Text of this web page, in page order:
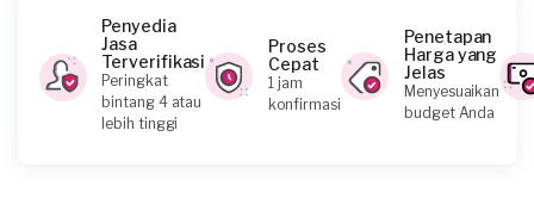
Adrian Himawan Santoso requested Service
Mesin Cuci
6 hari yang lalu
Penyedia
Jasa
Terverifikasi
Peringkat
bintang 4 atau
lebih tinggi
Proses
Cepat
1 jam
konfirmasi
Penetapan
Harga yang
Jelas
Menyesuaikan
budget Anda